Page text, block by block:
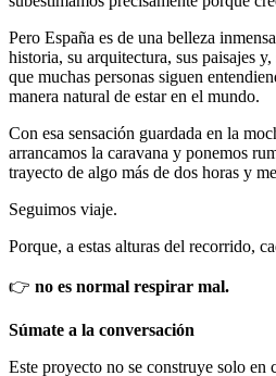
Pero España es de una belleza
historia, su arquitectura, sus paisajes
que muchas personas siguen
manera natural de estar en el mundo.
Con esa sensación guardada en la
arrancamos la caravana y ponemos
trayecto de algo más de dos horas y
Seguimos viaje.
Porque, a estas alturas del recorrido,
👉 no es normal respirar mal.
Súmate a la conversación
Este proyecto no se construye solo en